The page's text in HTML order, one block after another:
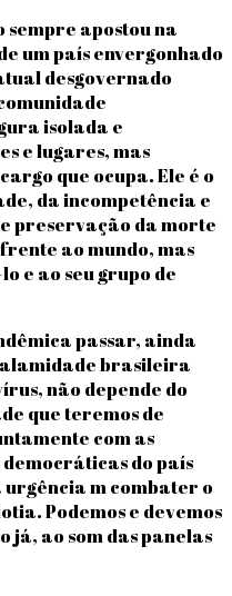
sempre apostou na
um país envergonhado
desgovernado
isolada e
e lugares, mas
que ocupa. Ele é o
da incompetência e
preservação da morte
ao mundo, mas
e ao seu grupo de
passar, ainda
brasileira
não depende do
que teremos de
com as
democráticas do país
urgência m combater o
Podemos e devemos
já, ao som das panelas